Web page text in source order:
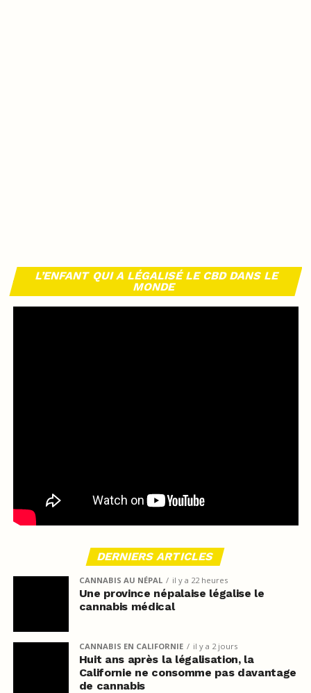
L’ENFANT QUI A LÉGALISÉ LE CBD DANS LE
MONDE
DERNIERS ARTICLES
CANNABIS AU NÉPAL il y a 22 heures
Une province népalaise légalise le
cannabis médical
CANNABIS EN CALIFORNIE il y a 2 jours
Huit ans après la légalisation, la
Californie ne consomme pas davantage
de cannabis